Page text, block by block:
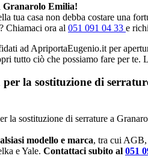
Granarolo Emilia!
tua casa non debba costare una
Chiamaci ora al 051 091 04 33 e
ad ApriportaEugenio.it per
tutto ciò che possiamo fare per te.
la sostituzione di
la sostituzione di serrature a
modello e marca, tra cui
e Yale. Contattaci subito al 051